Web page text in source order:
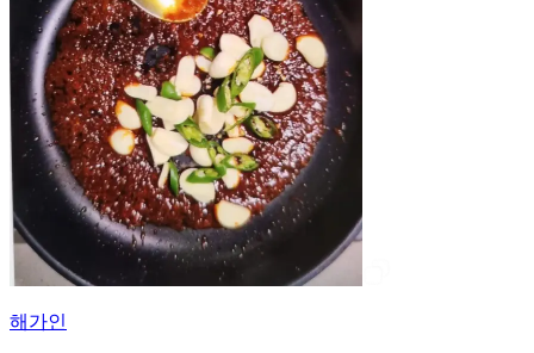
해가인